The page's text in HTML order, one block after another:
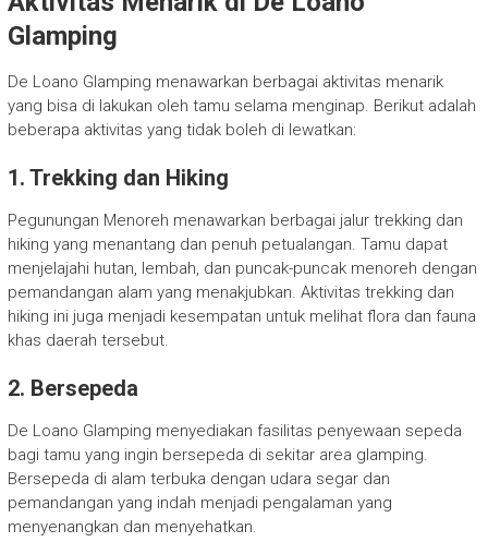
Glamping
De Loano Glamping menawarkan berbagai aktivitas menarik
yang bisa di lakukan oleh tamu selama menginap. Berikut adalah
beberapa aktivitas yang tidak boleh di lewatkan:
1. Trekking dan Hiking
Pegunungan Menoreh menawarkan berbagai jalur trekking dan
hiking yang menantang dan penuh petualangan. Tamu dapat
menjelajahi hutan, lembah, dan puncak-puncak menoreh dengan
pemandangan alam yang menakjubkan. Aktivitas trekking dan
hiking ini juga menjadi kesempatan untuk melihat flora dan fauna
khas daerah tersebut.
2. Bersepeda
De Loano Glamping menyediakan fasilitas penyewaan sepeda
bagi tamu yang ingin bersepeda di sekitar area glamping.
Bersepeda di alam terbuka dengan udara segar dan
pemandangan yang indah menjadi pengalaman yang
menyenangkan dan menyehatkan.